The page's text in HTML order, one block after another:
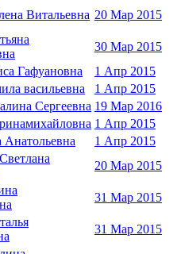
Витальевна 20 Мар 2015
30 Мар 2015
Гафуановна
1 Апр 2015
васильевна
1 Апр 2015
Сергеевна 19 Мар 2016
1 Апр 2015
1 Апр 2015
20 Мар 2015
31 Мар 2015
31 Мар 2015